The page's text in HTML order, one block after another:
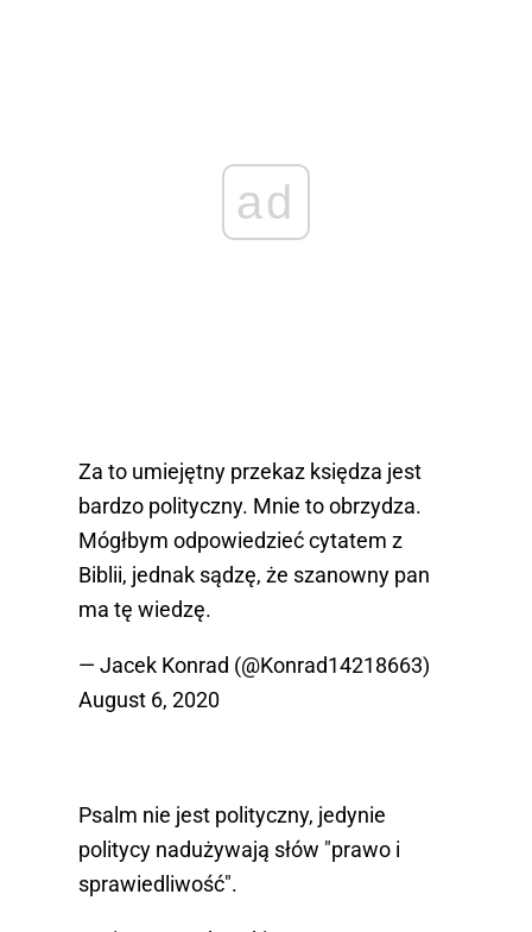
ad
Za to umiejętny przekaz księdza jest
bardzo polityczny. Mnie to obrzydza.
Mógłbym odpowiedzieć cytatem z
Biblii, jednak sądzę, że szanowny pan
ma tę wiedzę.
— Jacek Konrad (@Konrad14218663)
August 6, 2020
Psalm nie jest polityczny, jedynie
politycy nadużywają słów "prawo i
sprawiedliwość".